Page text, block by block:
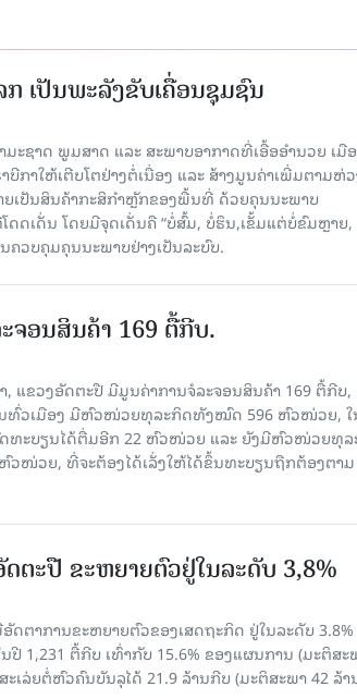
ເປັນພະລັງຂັບເຄື່ອນຊຸມຊົນ
ຊາດ ພູມສາດ ແລະ ສະພາບອາກາດທີ່ເອື້ອອຳນວຍ ເມື
ກາໃຫ້ເຕີບໂຕຢ່າງຕໍ່ເນື່ອງ ແລະ ສ້າງມູນຄ່າເພີ່ມຕາມຫ່ວ
ຍເປັນສິນຄ້າກະສິກຳຫຼັກຂອງພື້ນທີ່ ດ້ວຍຄຸນນະພາບ
ດເດັ່ນ ໂດຍມີຈຸດເດັ່ນຄື “ບໍ່ສົ້ມ, ບໍ່ຮຶນ,ເຂັ້ມແຕ່ບໍ່ຂົມຫຼາ
ວບຄຸມຄຸນນະພາບຢ່າງເປັນລະບົບ.
ຈອນສິນຄ້າ 169 ຕື້ກີບ.
, ແຂວງອັດຕະປື ມີມູນຄ່າການຈໍລະຈອນສິນຄ້າ 169 ຕື້ກີບ
ນທົ່ວເມືອງ ມີຫົວໜ່ວຍທຸລະກິດທັງໝົດ 596 ຫົວໜ່ວຍ,
ດທະບຽນໄດ້ຕື່ມອີກ 22 ຫົວໜ່ວຍ ແລະ ຍັງມີຫົວໜ່ວຍທຸ
ວໜ່ວຍ, ທີ່ຈະຕ້ອງໄດ້ເລັ່ງໃຫ້ໄດ້ຂຶ້ນທະບຽນຖືກຕ້ອງຕາມ
ຕະປື ຂະຫຍາຍຕົວຢູ່ໃນລະດັບ 3,8%
ດຕາການຂະຫຍາຍຕົວຂອງເສດຖະກິດ ຢູ່ໃນລະດັບ 3.8%
ປີ 1,231 ຕື້ກີບ ເທົ່າກັບ 15.6% ຂອງແຜນການ (ມະຕິສະ
ເລ່ຍຕໍ່ຫົວຄົນບັນລຸໄດ້ 21.9 ລ້ານກີບ (ມະຕິສະພາ 42 ລ້າ